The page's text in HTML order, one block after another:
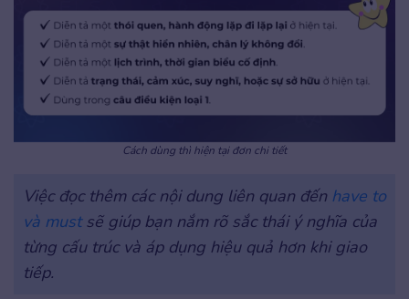
Cách dùng thì hiện tại đơn chi tiết
Việc đọc thêm các nội dung liên quan đến have to
và mustsẽ giúp bạn nắm rõ sắc thái ý nghĩa của
từng cấu trúc và áp dụng hiệu quả hơn khi giao
tiếp.